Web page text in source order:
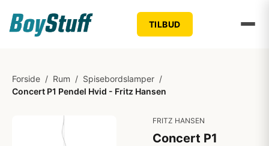
TILBUD
Forside / Rum / Spisebordslamper /
Concert P1 Pendel Hvid - Fritz Hansen
FRITZ HANSEN
Concert P1